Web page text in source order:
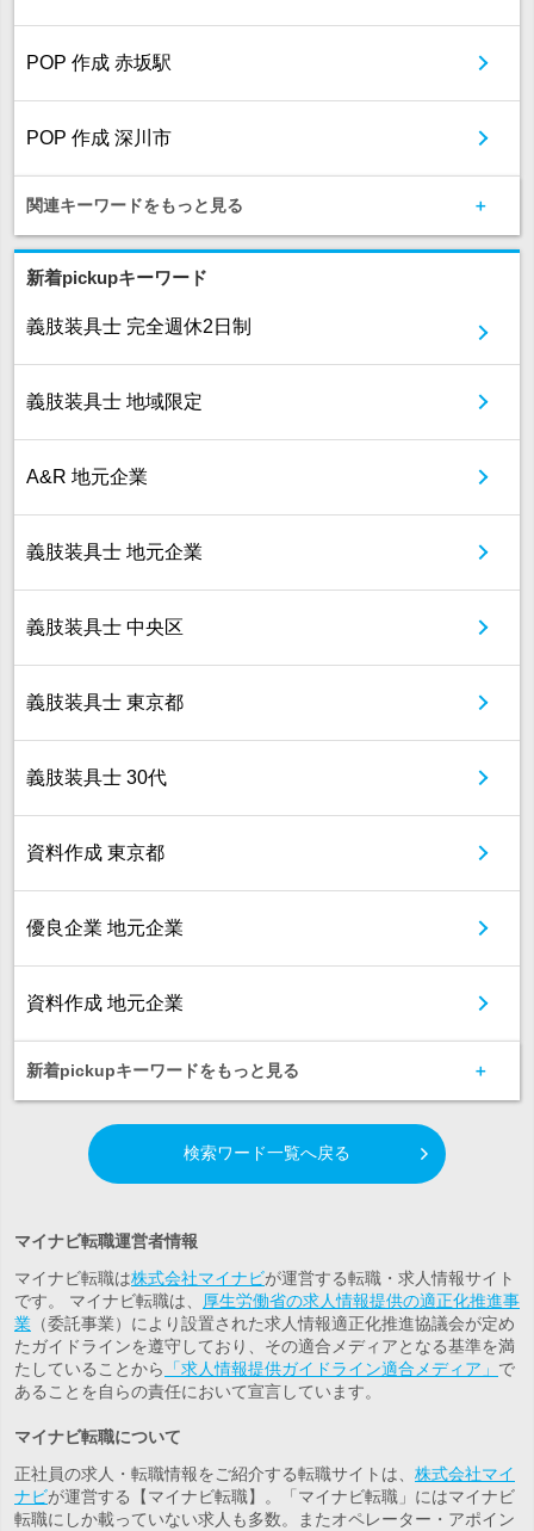
POP 作成 赤坂駅
POP 作成 深川市
関連キーワードをもっと見る
新着pickupキーワード
義肢装具士 完全週休2日制
義肢装具士 地域限定
A&R 地元企業
義肢装具士 地元企業
義肢装具士 中央区
義肢装具士 東京都
義肢装具士 30代
資料作成 東京都
優良企業 地元企業
資料作成 地元企業
新着pickupキーワードをもっと見る
検索ワード一覧へ戻る
マイナビ転職運営者情報
マイナビ転職は株式会社マイナビが運営する転職・求人情報サイト
です。 マイナビ転職は、
厚生労働省の求人情報提供の適正化推進事
業 （委託事業）により設置された求人情報適正化推進協議会が定め
たガイドラインを遵守しており、その適合メディアとなる基準を満
たしていることから
「求人情報提供ガイドライン適合メディア」 で
あることを自らの責任において宣言しています。
マイナビ転職について
正社員の求人・転職情報をご紹介する転職サイトは、 株式会社マイ
ナビが運営する【マイナビ転職】。「マイナビ転職」にはマイナビ
転職にしか載っていない求人も多数。またオペレーター・アポイン